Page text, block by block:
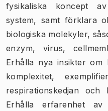
fysikaliska koncept
system, samt förklara
biologiska molekyler,
enzym, virus,
Erhålla nya insikter om
komplexitet,
respirationskedjan
Erhålla erfarenhet